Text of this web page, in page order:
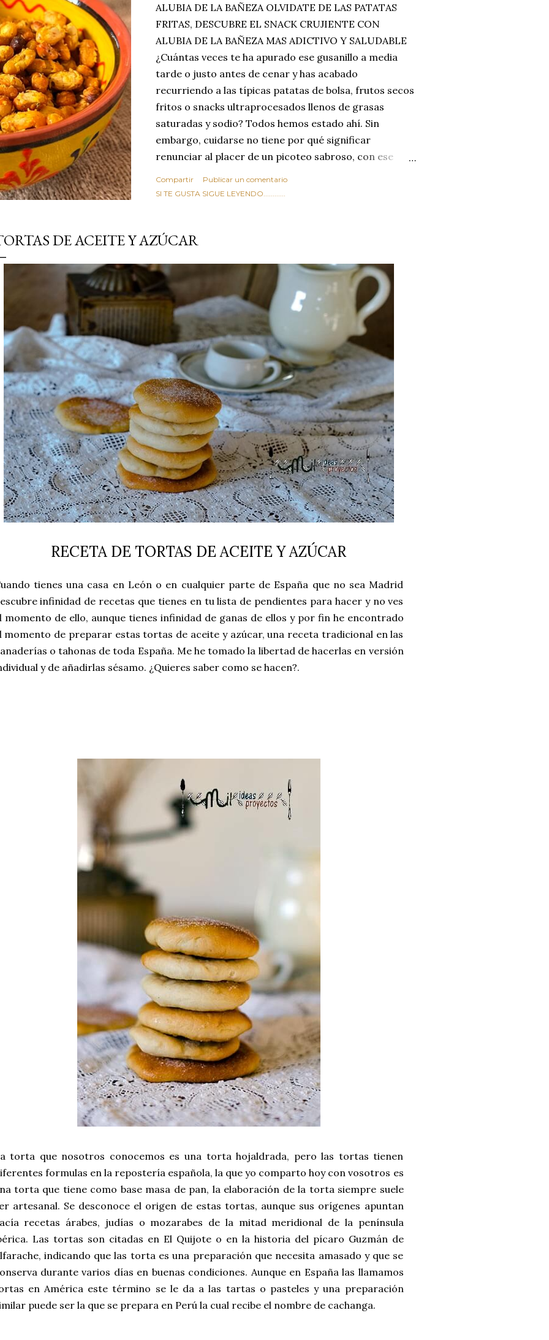
ALUBIA DE LA BAÑEZA OLVIDATE DE LAS PATATAS
FRITAS, DESCUBRE EL SNACK CRUJIENTE CON
ALUBIA DE LA BAÑEZA MAS ADICTIVO Y SALUDABLE
¿Cuántas veces te ha apurado ese gusanillo a media
tarde o justo antes de cenar y has acabado
recurriendo a las típicas patatas de bolsa, frutos secos
fritos o snacks ultraprocesados llenos de grasas
saturadas y sodio? Todos hemos estado ahí. Sin
embargo, cuidarse no tiene por qué significar
renunciar al placer de un picoteo sabroso, con ese
Estas alubias crujientes al horno van a cambiar por
tradicionales y copiosos de invierno. Con esta receta
ingrediente tan humilde como la alubia de La Bañeza
en un snack ligero, dorado, cargado de proteína y
100% natural. Es el sustituto perfecto a los frutos se...
Compartir
Publicar un comentario
SI TE GUSTA SIGUE LEYENDO............
DE ACEITE Y AZÚCAR
RECETA DE TORTAS DE ACEITE Y AZÚCAR
tienes una casa en León o en cualquier parte de España que no sea Madrid
infinidad de recetas que tienes en tu lista de pendientes para hacer y no ves
momento de ello, aunque tienes infinidad de ganas de ellos y por fin he encontrado
momento de preparar estas tortas de aceite y azúcar, una receta tradicional en las
o tahonas de toda España. Me he tomado la libertad de hacerlas en versión
y de añadirlas sésamo. ¿Quieres saber como se hacen?.
torta que nosotros conocemos es una torta hojaldrada, pero las tortas tienen
formulas en la repostería española, la que yo comparto hoy con vosotros es
torta que tiene como base masa de pan, la elaboración de la torta siempre suele
artesanal. Se desconoce el origen de estas tortas, aunque sus orígenes apuntan
recetas árabes, judías o mozarabes de la mitad meridional de la península
Las tortas son citadas en El Quijote o en la historia del pícaro Guzmán de
indicando que las torta es una preparación que necesita amasado y que se
durante varios días en buenas condiciones. Aunque en España las llamamos
en América este término se le da a las tartas o pasteles y una preparación
puede ser la que se prepara en Perú la cual recibe el nombre de cachanga.